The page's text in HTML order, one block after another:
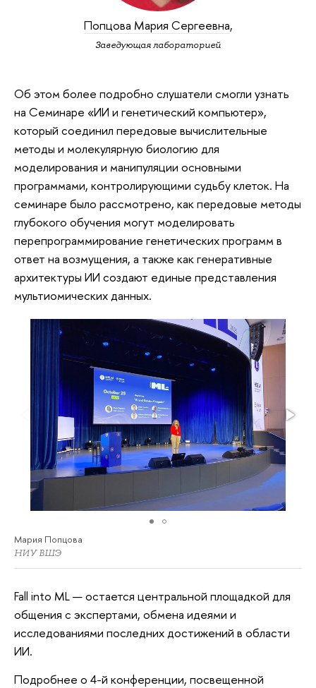
Попцова Мария Сергеевна,
Заведующая лабораторией
Об этом более подробно слушатели смогли узнать
на Семинаре «ИИ и генетический компьютер»,
который соединил передовые вычислительные
методы и молекулярную биологию для
моделирования и манипуляции основными
программами, контролирующими судьбу клеток. На
семинаре было рассмотрено, как передовые методы
глубокого обучения могут моделировать
перепрограммирование генетических программ в
ответ на возмущения, а также как генеративные
архитектуры ИИ создают единые представления
мультиомических данных.
Мария Попцова
НИУ ВШЭ
Fall into ML — остается центральной площадкой для
общения с экспертами, обмена идеями и
исследованиями последних достижений в области
ИИ.
Подробнее о 4-й конференции, посвещенной